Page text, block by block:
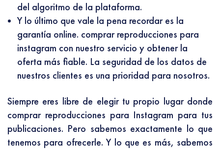
del algoritmo de la plataforma.
Y lo último que vale la pena recordar es la
garantía online. comprar reproducciones para
instagram con nuestro servicio y obtener la
oferta más fiable. La seguridad de los datos de
nuestros clientes es una prioridad para nosotros.
Siempre eres libre de elegir tu propio lugar donde
comprar reproducciones para Instagram para tus
publicaciones. Pero sabemos exactamente lo que
tenemos para ofrecerle. Y lo que es más, sabemos